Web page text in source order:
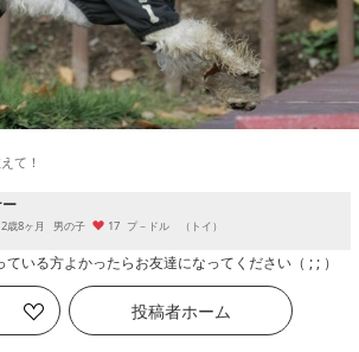
て！
2歳8ヶ月 男の子 17 プ－ドル （トイ）
いる方よかったらお友達になってください（ ; ; ）
投稿者ホーム